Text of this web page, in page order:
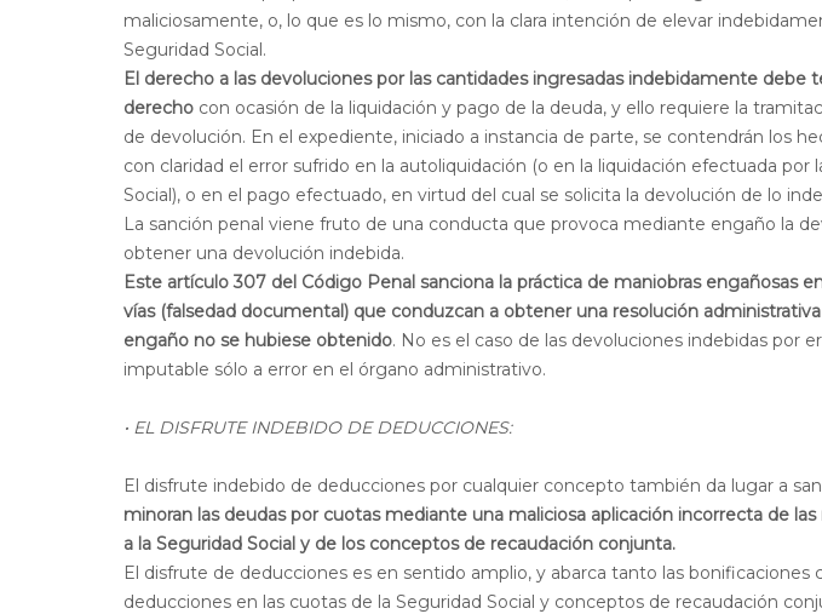
maliciosamente, o, lo que es lo mismo, con la clara intención de elevar
Seguridad Social.
El derecho a las devoluciones por las cantidades ingresadas indebidamente debe
derecho con ocasión de la liquidación y pago de la deuda, y ello requiere la
de devolución. En el expediente, iniciado a instancia de parte, se contendrán los
con claridad el error sufrido en la autoliquidación (o en la liquidación efectuada por
Social), o en el pago efectuado, en virtud del cual se solicita la devolución de lo
La sanción penal viene fruto de una conducta que provoca mediante engaño la
obtener una devolución indebida.
Este artículo 307 del Código Penal sanciona la práctica de maniobras engañosas
vías (falsedad documental) que conduzcan a obtener una resolución
engaño no se hubiese obtenido. No es el caso de las devoluciones indebidas por
imputable sólo a error en el órgano administrativo.
· EL DISFRUTE INDEBIDO DE DEDUCCIONES:
El disfrute indebido de deducciones por cualquier concepto también da lugar a
minoran las deudas por cuotas mediante una maliciosa aplicación incorrecta de
a la Seguridad Social y de los conceptos de recaudación conjunta.
El disfrute de deducciones es en sentido amplio, y abarca tanto las bonificaciones
deducciones en las cuotas de la Seguridad Social y conceptos de recaudación